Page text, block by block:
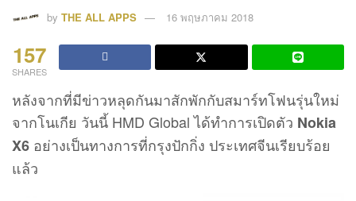
by THE ALL APPS 16 พฤษภาคม 2018
157
SHARES
หลังจากที่มีข่าวหลุดกันมาสักพักกับสมาร์ทโฟนรุ่นใหม่
จากโนเกีย วันนี้ HMD Global ได้ทำการเปิดตัว Nokia
X6 อย่างเป็นทางการที่กรุงปักกิ่ง ประเทศจีนเรียบร้อย
แล้ว